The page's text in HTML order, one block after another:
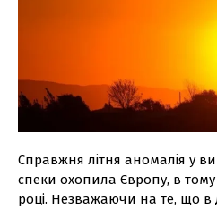
Справжня літня аномалія у
спеки охопила Європу, в тому
році. Незважаючи на те, що в